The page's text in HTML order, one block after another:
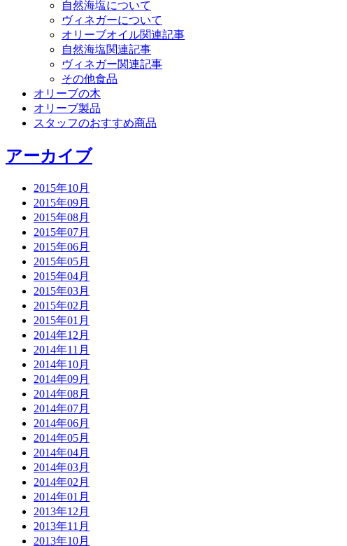
自然海塩について
ヴィネガーについて
オリーブオイル関連記事
自然海塩関連記事
ヴィネガー関連記事
その他食品
オリーブの木
オリーブ製品
スタッフのおすすめ商品
アーカイブ
2015年10月
2015年09月
2015年08月
2015年07月
2015年06月
2015年05月
2015年04月
2015年03月
2015年02月
2015年01月
2014年12月
2014年11月
2014年10月
2014年09月
2014年08月
2014年07月
2014年06月
2014年05月
2014年04月
2014年03月
2014年02月
2014年01月
2013年12月
2013年11月
2013年10月